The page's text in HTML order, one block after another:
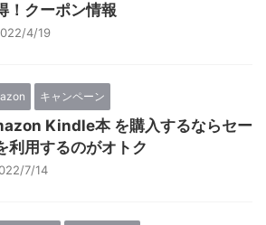
！クーポン情報
4/19
キャンペーン
Kindle本 を購入するならセー
利用するのがオトク
7/14